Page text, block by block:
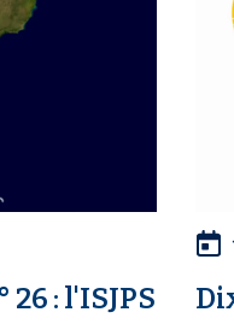
26 : l'ISJPS